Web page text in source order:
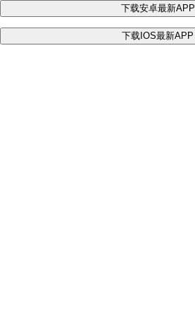
下载安卓最新APP
下载IOS最新APP